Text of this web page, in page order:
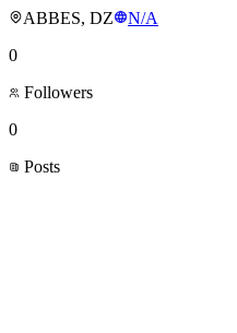
ABBES, DZ
N/A
0
Followers
0
Posts